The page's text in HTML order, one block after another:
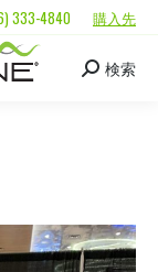
333-4840 購入先
検索